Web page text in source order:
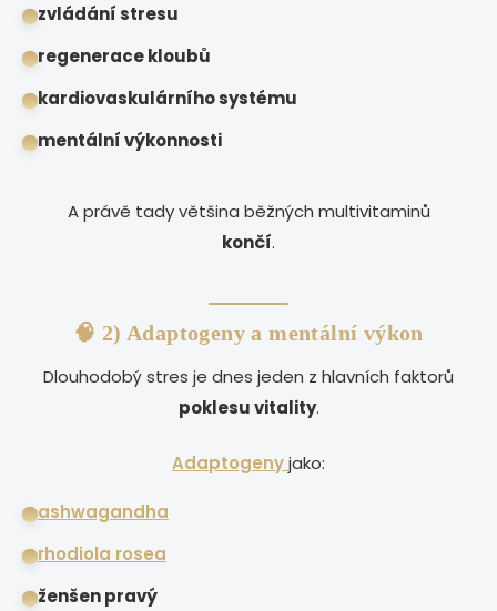
zvládání stresu
regenerace kloubů
kardiovaskulárního systému
mentální výkonnosti
A právě tady většina běžných multivitaminů
končí.
🧠 2) Adaptogeny a mentální výkon
Dlouhodobý stres je dnes jeden z hlavních faktorů
poklesu vitality.
Adaptogenyjako:
ashwagandha
rhodiola rosea
ženšen pravý